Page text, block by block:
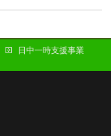
日中一時支援事業